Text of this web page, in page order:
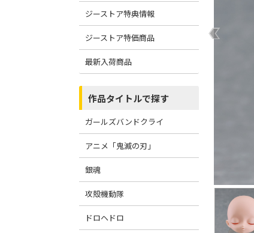
ジーストア特典情報
ジーストア特価商品
最新入荷商品
作品タイトルで探す
ガールズバンドクライ
アニメ「鬼滅の刃」
銀魂
攻殻機動隊
ドロヘドロ